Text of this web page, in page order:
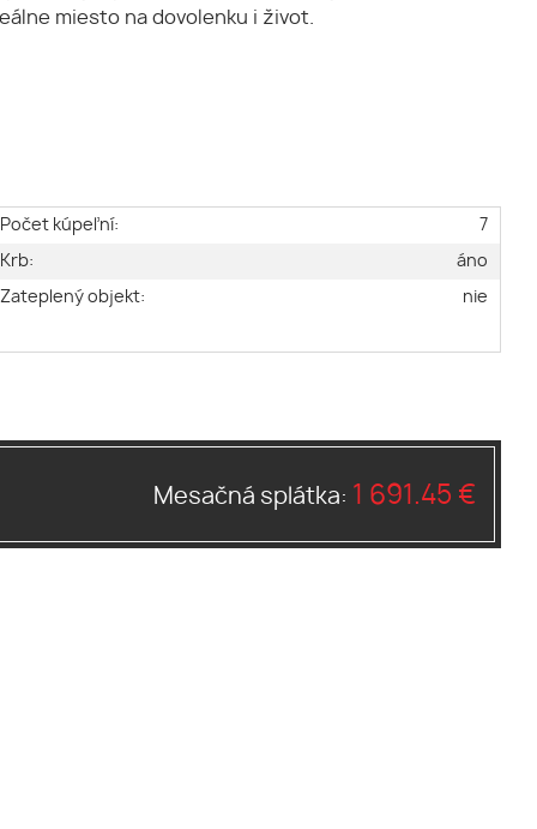
miesto na dovolenku i život.
Počet kúpeľní:
7
Krb:
áno
Zateplený objekt:
nie
Mesačná splátka: 1 691.45 €